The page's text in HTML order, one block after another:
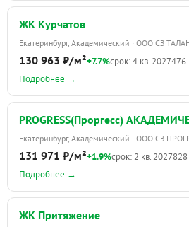
ЖК Курчатов
Екатеринбург, Академический · ООО СЗ
130 963 ₽/м²+7.7%срок: 4 кв. 2027476
Подробнее →
PROGRESS(Проргесс)
Екатеринбург, Академический · ООО СЗ
131 971 ₽/м²+1.9%срок: 2 кв. 2027828
Подробнее →
ЖК Притяжение